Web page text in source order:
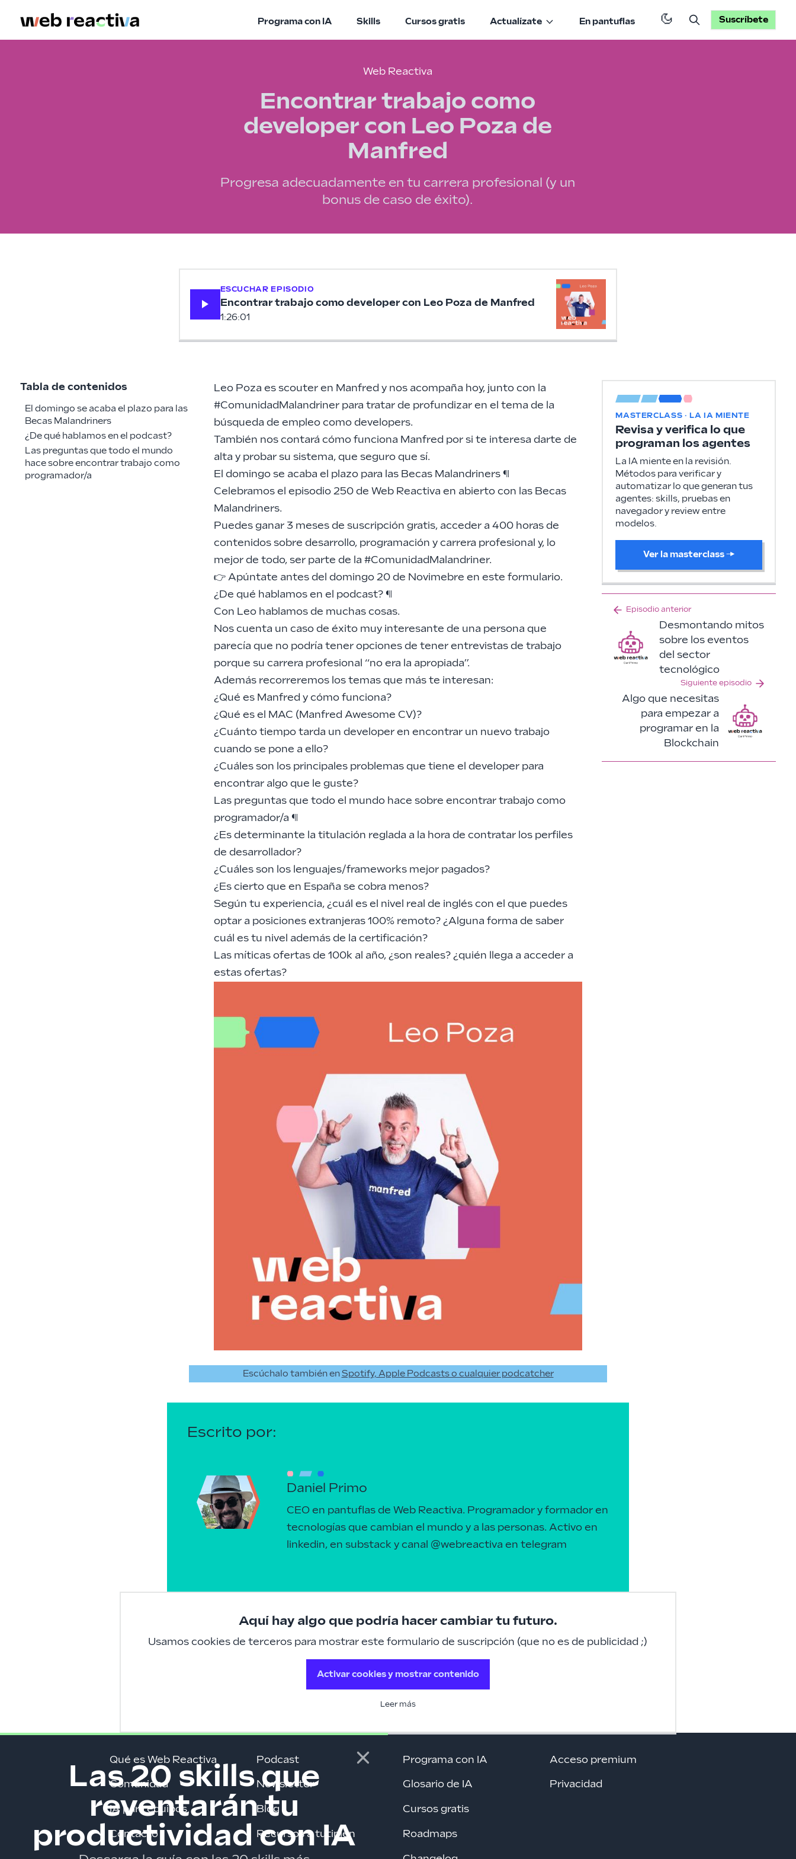
Programa con IA Skills Cursos gratis Actualízate En pantuflas Suscríbete
Web Reactiva
Encontrar trabajo como
developer con Leo Poza de
Manfred
Progresa adecuadamente en tu carrera profesional (y un
bonus de caso de éxito).
ESCUCHAR EPISODIO
Encontrar trabajo como developer con Leo Poza de Manfred
1:26:01
Tabla de contenidos
El domingo se acaba el plazo para las
Becas Malandriners
¿De qué hablamos en el podcast?
Las preguntas que todo el mundo
hace sobre encontrar trabajo como
programador/a
Leo Poza es scouter en Manfred y nos acompaña hoy, junto con la
#ComunidadMalandriner para tratar de profundizar en el tema de la
búsqueda de empleo como developers.
También nos contará cómo funciona Manfred por si te interesa darte de
alta y probar su sistema, que seguro que sí.
El domingo se acaba el plazo para las Becas Malandriners ¶
Celebramos el episodio 250 de Web Reactiva en abierto con las Becas
Malandriners.
Puedes ganar 3 meses de suscripción gratis, acceder a 400 horas de
contenidos sobre desarrollo, programación y carrera profesional y, lo
mejor de todo, ser parte de la #ComunidadMalandriner.
👉 Apúntate antes del domingo 20 de Novimebre eneste formulario.
¿De qué hablamos en el podcast? ¶
Con Leo hablamos de muchas cosas.
Nos cuenta un caso de éxito muy interesante de una persona que
parecía que no podría tener opciones de tener entrevistas de trabajo
porque su carrera profesional “no era la apropiada”.
Además recorreremos los temas que más te interesan:
¿Qué es Manfred y cómo funciona?
¿Qué es el MAC (Manfred Awesome CV)?
¿Cuánto tiempo tarda un developer en encontrar un nuevo trabajo
cuando se pone a ello?
¿Cuáles son los principales problemas que tiene el developer para
encontrar algo que le guste?
Las preguntas que todo el mundo hace sobre encontrar trabajo como
programador/a ¶
¿Es determinante la titulación reglada a la hora de contratar los perfiles
de desarrollador?
¿Cuáles son los lenguajes/frameworks mejor pagados?
¿Es cierto que en España se cobra menos?
Según tu experiencia, ¿cuál es el nivel real de inglés con el que puedes
optar a posiciones extranjeras 100% remoto? ¿Alguna forma de saber
cuál es tu nivel además de la certificación?
Las míticas ofertas de 100k al año, ¿son reales? ¿quién llega a acceder a
estas ofertas?
MASTERCLASS · LA IA MIENTE
Revisa y verifica lo que
programan los agentes
La IA miente en la revisión.
Métodos para verificar y
automatizar lo que generan tus
agentes: skills, pruebas en
navegador y review entre
modelos.
Ver la masterclass→
Episodio anterior
Desmontando mitos
sobre los eventos
del sector
tecnológico
Siguiente episodio
Algo que necesitas
para empezar a
programar en la
Blockchain
Escúchalo también en Spotify, Apple Podcasts o cualquier podcatcher
Escrito por:
Daniel Primo
CEO en pantuflas de Web Reactiva. Programador y formador en
tecnologías que cambian el mundo y a las personas. Activo en
linkedin, en substack y canal @webreactiva en telegram
Aquí hay algo que podría hacer cambiar tu futuro.
Usamos cookies de terceros para mostrar este formulario de suscripción (que no es de publicidad ;)
Activar cookies y mostrar contenido
Leer más
Las 20 skills que
reventarán tu
productividad con IA
Qué es Web Reactiva
Comunidad
IA para equipos
Contacto
Podcast
Newsletter
Blog
Recursos a tutiplén
Programa con IA
Glosario de IA
Cursos gratis
Roadmaps
Acceso premium
Privacidad